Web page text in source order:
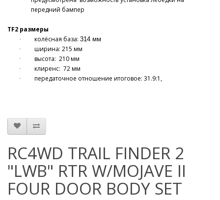
передний бампер
TF2 размеры
· колёсная база: 314 мм
· ширина: 215 мм
· высота: 210 мм
· клиренс: 72 мм
· передаточное отношение итоговое: 31.9:1,
RC4WD TRAIL FINDER 2
"LWB" RTR W/MOJAVE II
FOUR DOOR BODY SET